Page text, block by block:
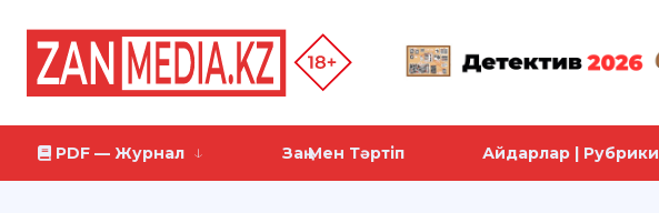
PDF — Журнал Заң Мен Тәртіп Айдарлар | Рубрики